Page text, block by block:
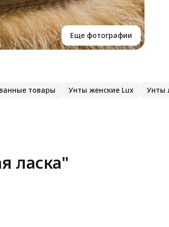
Еще фотографии
товары Унты женские Lux Унты
ласка"